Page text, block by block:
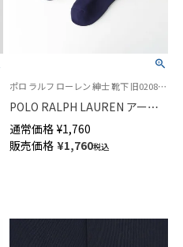
ポロ ラルフ ローレン 紳士 靴下 旧02082579 02082581
POLO RALPH LAUREN アーチ
サポート 足底パイル ワンポイ
ント刺繍 ショート丈 メンズ ソ
ックス 02082590
通常価格 ¥1,760
販売価格 ¥1,760税込